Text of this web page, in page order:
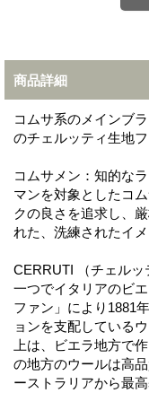
商品詳細
コムサ系のメインブ
のチェルッティ生地
コムサメン：知的な
マンを対象としたコ
クの良さを追求し、
れた、洗練されたイメ
CERRUTI （チェル
一つでイタリアのビ
ファン」により1881
ョンを支配している
上は、ビエラ地方で
の地方のウールは高
ーストラリアから最